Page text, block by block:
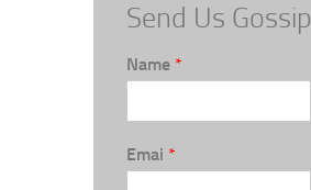
Send Us Gossip
Name *
Emai *